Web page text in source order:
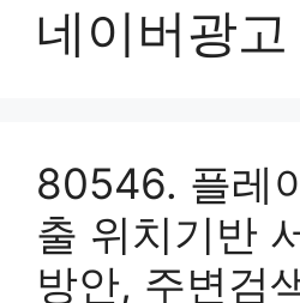
네이버광고
80546. 플레
출 위치기반
방안, 주변검